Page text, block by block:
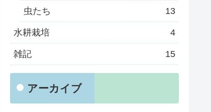
虫たち 13
水耕栽培 4
雑記 15
アーカイブ